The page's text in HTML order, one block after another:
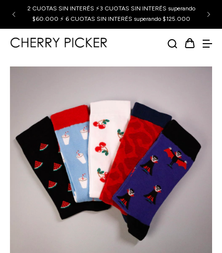
2 CUOTAS SIN INTERÉS ⚡3 CUOTAS SIN INTERÉS superando
$60.000 ⚡ 6 CUOTAS SIN INTERÉS superando $125.000